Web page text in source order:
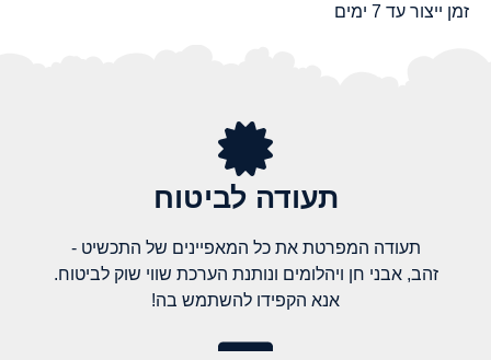
זמן ייצור עד 7 ימים
תעודה לביטוח
תעודה המפרטת את כל המאפיינים של התכשיט -
זהב, אבני חן ויהלומים ונותנת הערכת שווי שוק לביטוח.
אנא הקפידו להשתמש בה!